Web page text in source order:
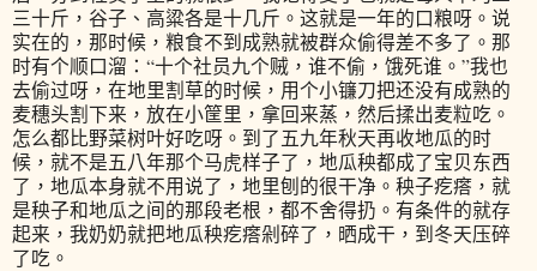
三十斤，谷子、高粱各是十几斤。这就是一年的口粮呀。说
实在的，那时候，粮食不到成熟就被群众偷得差不多了。那
时有个顺口溜：“十个社员九个贼，谁不偷，饿死谁。”我也
去偷过呀，在地里割草的时候，用个小镰刀把还没有成熟的
麦穗头割下来，放在小筐里，拿回来蒸，然后揉出麦粒吃。
怎么都比野菜树叶好吃呀。到了五九年秋天再收地瓜的时
候，就不是五八年那个马虎样子了，地瓜秧都成了宝贝东西
了，地瓜本身就不用说了，地里刨的很干净。秧子疙瘩，就
是秧子和地瓜之间的那段老根，都不舍得扔。有条件的就存
起来，我奶奶就把地瓜秧疙瘩剁碎了，晒成干，到冬天压碎
了吃。